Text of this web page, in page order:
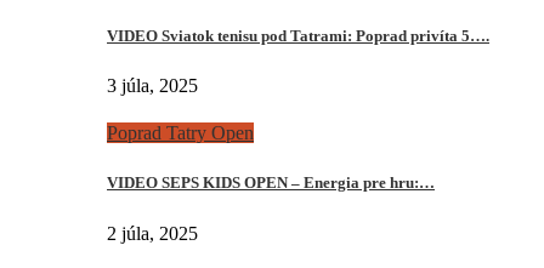
VIDEO Sviatok tenisu pod Tatrami: Poprad privíta 5….
3 júla, 2025
Poprad Tatry Open
VIDEO SEPS KIDS OPEN – Energia pre hru:…
2 júla, 2025